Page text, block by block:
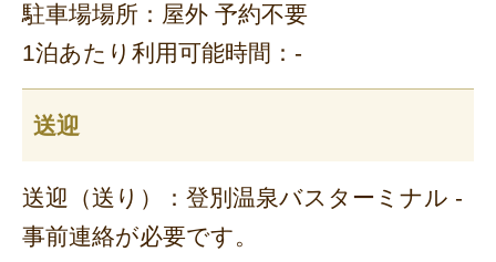
駐車場場所：屋外 予約不要
1泊あたり利用可能時間：-
送迎
送迎（送り）：登別温泉バスターミナル -
事前連絡が必要です。